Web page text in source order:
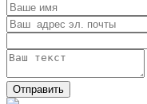
Отправить